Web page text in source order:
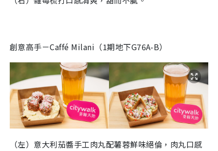
創意高手－Caffé Milani（1期地下G76A-B）
（左）意大利茄醬手工肉丸配薯蓉鮮味絕倫，肉丸口感